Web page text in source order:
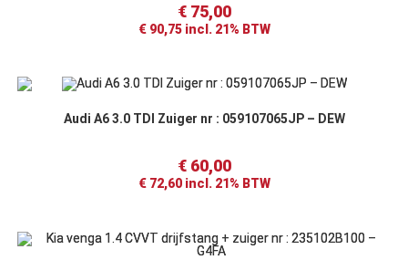
€75,00
€90,75incl. 21% BTW
Audi A6 3.0 TDI Zuiger nr : 059107065JP – DEW
€60,00
€72,60incl. 21% BTW